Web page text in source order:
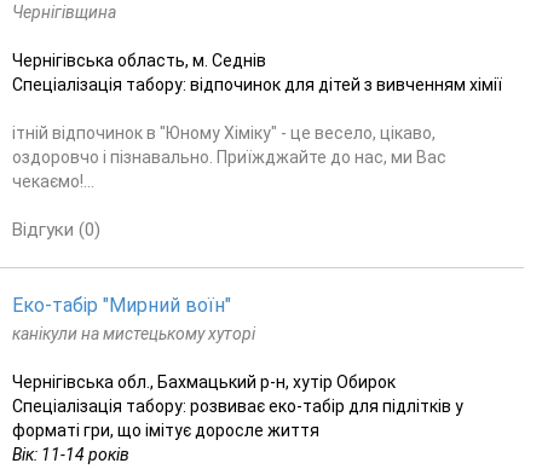
Чернігівщина
Чернігівська область, м. Седнів
Спеціалізація табору: відпочинок для дітей з вивченням хімії
ітній відпочинок в "Юному Хіміку" - це весело, цікаво,
оздоровчо і пізнавально. Приїжджайте до нас, ми Вас
чекаємо!...
Відгуки (0)
Еко-табір "Мирний воїн"
канікули на мистецькому хуторі
Чернігівська обл., Бахмацький р-н, хутір Обирок
Спеціалізація табору: розвиває еко-табір для підлітків у
форматі гри, що імітує доросле життя
Вік: 11-14 років